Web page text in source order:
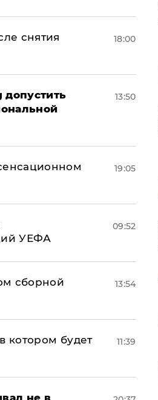
снятия
18:00
13:50
19:05
УЕФА
09:52
сборной
13:54
котором будет
11:39
не в